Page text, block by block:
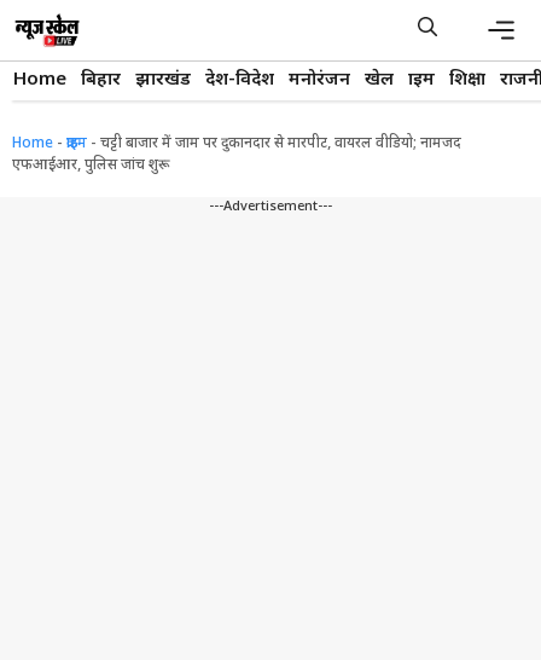
content
Home बिहार झारखंड देश-विदेश मनोरंजन खेल क्राइम शिक्षा
Home - क्राइम - चट्टी बाजार में जाम पर दुकानदार से मारपीट, वायरल वीडियो; नामजद
एफआईआर, पुलिस जांच शुरू
---Advertisement---